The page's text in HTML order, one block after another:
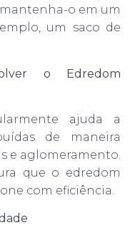
o em um
um saco de
o Edredom
ajuda a
de maneira
e aglomeramento.
que o edredom
com eficiência.